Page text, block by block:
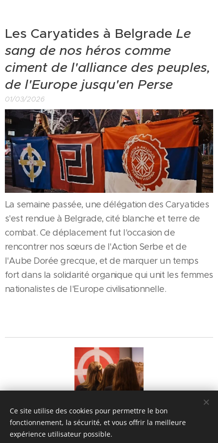
Les Caryatides à Belgrade Le
sang de nos héros comme
ciment de l'alliance des peuples,
de l'Europe jusqu'en Perse
01/03/2026
La semaine passée, une délégation des Caryatides
s'est rendue à Belgrade, cité blanche et terre de
combat. Ce déplacement fut l'occasion de
rencontrer nos sœurs de l'Action Serbe et de
l'Aube Dorée grecque, et de marquer un temps
fort dans la solidarité organique qui unit les femmes
nationalistes de l'Europe civilisationnelle.
Ce site utilise des cookies pour permettre le bon
fonctionnement, la sécurité, et vous offrir la meilleure
expérience utilisateur possible.